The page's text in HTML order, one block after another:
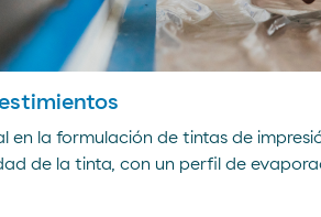
en la formulación de tintas de
de la tinta, con un perfil de